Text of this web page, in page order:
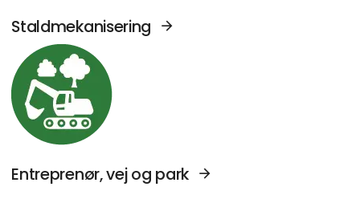
Staldmekanisering
Entreprenør, vej og park